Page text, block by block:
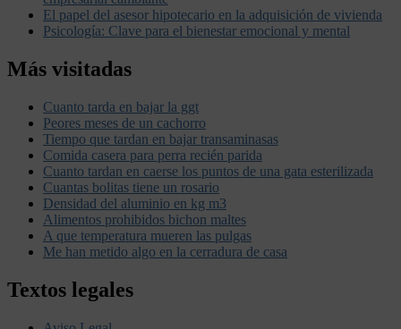
El papel del asesor hipotecario en la adquisición de vivienda
Psicología: Clave para el bienestar emocional y mental
Más visitadas
Cuanto tarda en bajar la ggt
Peores meses de un cachorro
Tiempo que tardan en bajar transaminasas
Comida casera para perra recién parida
Cuanto tardan en caerse los puntos de una gata esterilizada
Cuantas bolitas tiene un rosario
Densidad del aluminio en kg m3
Alimentos prohibidos bichon maltes
A que temperatura mueren las pulgas
Me han metido algo en la cerradura de casa
Textos legales